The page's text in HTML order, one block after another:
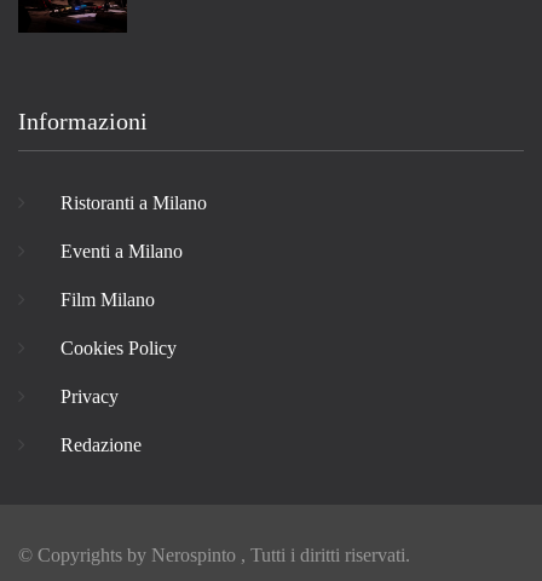
Informazioni
Ristoranti a Milano
Eventi a Milano
Film Milano
Cookies Policy
Privacy
Redazione
© Copyrights by Nerospinto , Tutti i diritti riservati.